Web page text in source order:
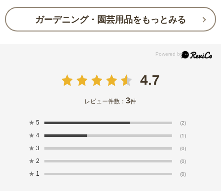
ガーデニング・園芸用品をもっとみる
4.7
レビュー件数：3件
★ 5 (2)
★ 4 (1)
★ 3 (0)
★ 2 (0)
★ 1 (0)